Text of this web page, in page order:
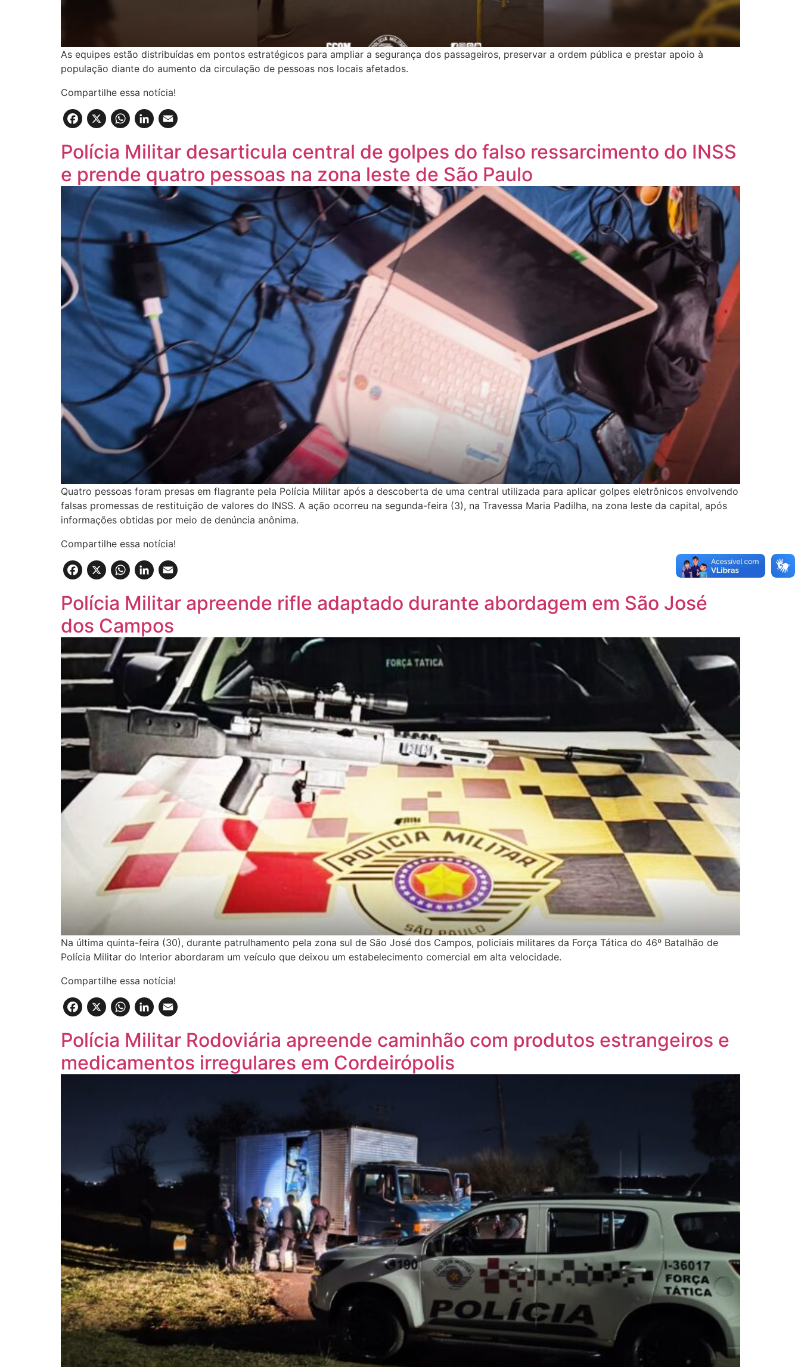
As equipes estão distribuídas em pontos estratégicos para ampliar a segurança dos passageiros, preservar a ordem pública e prestar apoio à
população diante do aumento da circulação de pessoas nos locais afetados.
Compartilhe essa notícia!
Facebook
X WhatsApp
LinkedIn
Polícia Militar desarticula central de golpes do falso ressarcimento do INSS
e prende quatro pessoas na zona leste de São Paulo
Quatro pessoas foram presas em flagrante pela Polícia Militar após a descoberta de uma central utilizada para aplicar golpes eletrônicos envolvendo
falsas promessas de restituição de valores do INSS. A ação ocorreu na segunda-feira (3), na Travessa Maria Padilha, na zona leste da capital, após
informações obtidas por meio de denúncia anônima.
Compartilhe essa notícia!
Facebook
X WhatsApp
LinkedIn
Polícia Militar apreende rifle adaptado durante abordagem em São José
dos Campos
Na última quinta-feira (30), durante patrulhamento pela zona sul de São José dos Campos, policiais militares da Força Tática do 46º Batalhão de
Polícia Militar do Interior abordaram um veículo que deixou um estabelecimento comercial em alta velocidade.
Compartilhe essa notícia!
Facebook
X WhatsApp
LinkedIn
Polícia Militar Rodoviária apreende caminhão com produtos estrangeiros e
medicamentos irregulares em Cordeirópolis